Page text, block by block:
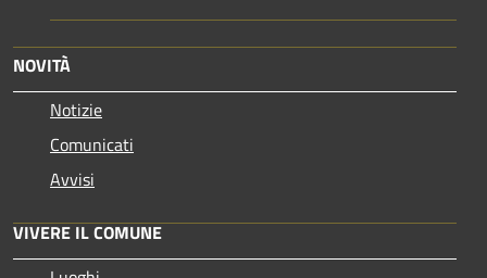
NOVITÀ
Notizie
Comunicati
Avvisi
VIVERE IL COMUNE